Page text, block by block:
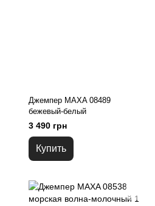
Джемпер MAXA 08489
бежевый-белый
3 490 грн
Купить